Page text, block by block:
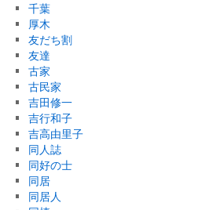
千葉
厚木
友だち割
友達
古家
古民家
吉田修一
吉行和子
吉高由里子
同人誌
同好の士
同居
同居人